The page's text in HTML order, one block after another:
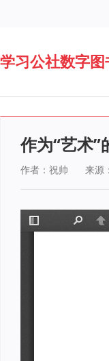
学习公社数字
作为“艺术
作者：祝帅 来源